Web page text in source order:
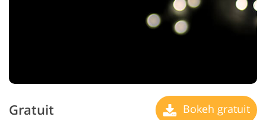
Gratuit Bokeh gratuit